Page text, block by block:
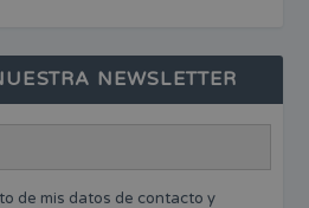
NEWSLETTER
de mis datos de contacto y